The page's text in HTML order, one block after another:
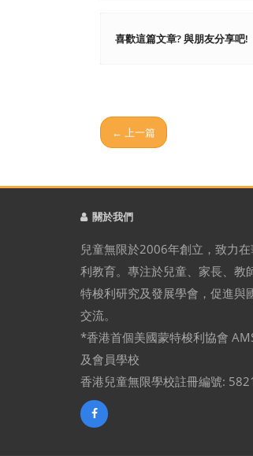
喜歡這篇文章? 與朋友分享吧!
← 上一篇
關於我們
兒童無限於2006年創立，致力
利教育。專注於兒童、家長、教
特梭利研究及發展學會，促進與
交流。
*香港首個美國蒙特梭利協會
及會員學校
香港兒童無限學校註冊編號: